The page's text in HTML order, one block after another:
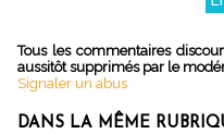
Tous les commentaires
aussitôt supprimés par le
Signaler un abus
DANS LA MÊME